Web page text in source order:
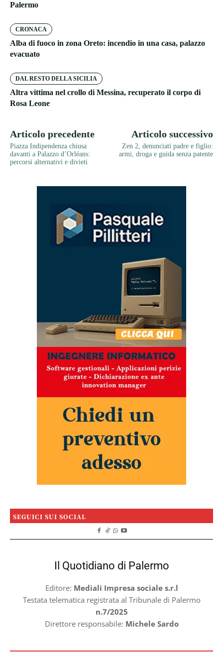
Palermo
CRONACA
Alba di fuoco in zona Oreto: incendio in una casa, palazzo
evacuato
DAL RESTO DELLA SICILIA
Altra vittima nel crollo di Messina, recuperato il corpo di
Rosa Leone
Articolo precedente
Piazza Indipendenza chiusa
davanti a Palazzo d’Orléans:
percorsi alternativi e divieti
Articolo successivo
Zen 2, denunciati padre e figlio:
armi, droga e guida senza patente
SEGUICI SUI SOCIAL
Il Quotidiano di Palermo
Editore: Mediali Impresa sociale s.r.l
Testata telematica registrata al Tribunale di Palermo
n.7/2025
Direttore responsabile: Michele Sardo